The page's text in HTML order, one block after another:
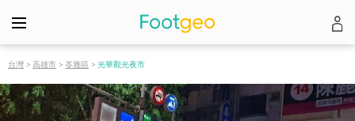
台灣 > 高雄市 > 苓雅區 > 光華觀光夜市